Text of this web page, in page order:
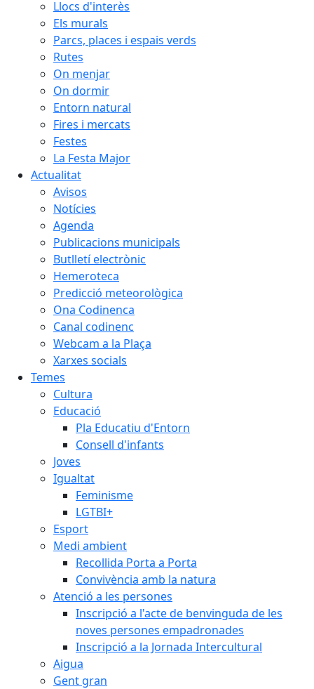
Llocs d'interès
Els murals
Parcs, places i espais verds
Rutes
On menjar
On dormir
Entorn natural
Fires i mercats
Festes
La Festa Major
Actualitat
Avisos
Notícies
Agenda
Publicacions municipals
Butlletí electrònic
Hemeroteca
Predicció meteorològica
Ona Codinenca
Canal codinenc
Webcam a la Plaça
Xarxes socials
Temes
Cultura
Educació
Pla Educatiu d'Entorn
Consell d'infants
Joves
Igualtat
Feminisme
LGTBI+
Esport
Medi ambient
Recollida Porta a Porta
Convivència amb la natura
Atenció a les persones
Inscripció a l'acte de benvinguda de les
noves persones empadronades
Inscripció a la Jornada Intercultural
Aigua
Gent gran